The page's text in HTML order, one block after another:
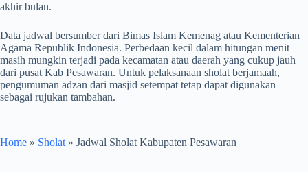
akhir bulan.
Data jadwal bersumber dari Bimas Islam Kemenag atau Kementerian
Agama Republik Indonesia. Perbedaan kecil dalam hitungan menit
masih mungkin terjadi pada kecamatan atau daerah yang cukup jauh
dari pusat Kab Pesawaran. Untuk pelaksanaan sholat berjamaah,
pengumuman adzan dari masjid setempat tetap dapat digunakan
sebagai rujukan tambahan.
Home » Sholat » Jadwal Sholat Kabupaten Pesawaran